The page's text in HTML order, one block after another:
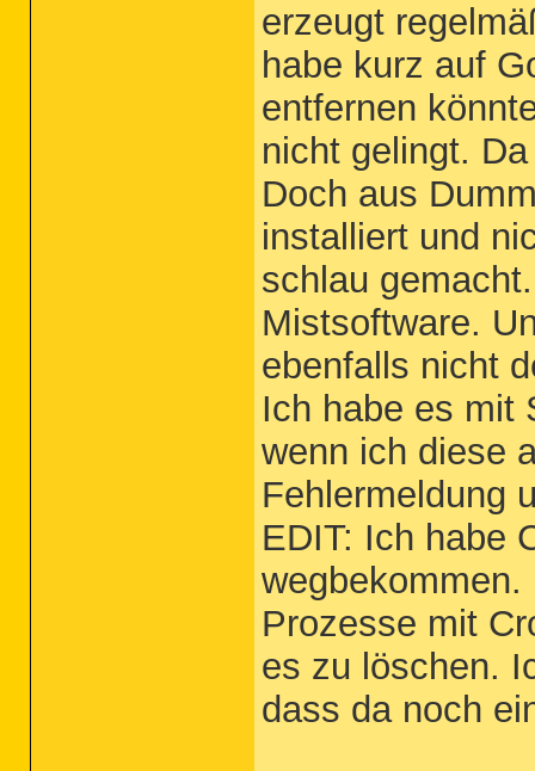
erzeugt
habe kurz auf
entfernen
nicht gelingt.
Doch aus
installiert und
schlau
Mistsoftware.
ebenfalls nicht
Ich habe es mit
wenn ich diese
Fehlermeldung
EDIT: Ich habe
Prozesse mit
es zu löschen.
dass da noch